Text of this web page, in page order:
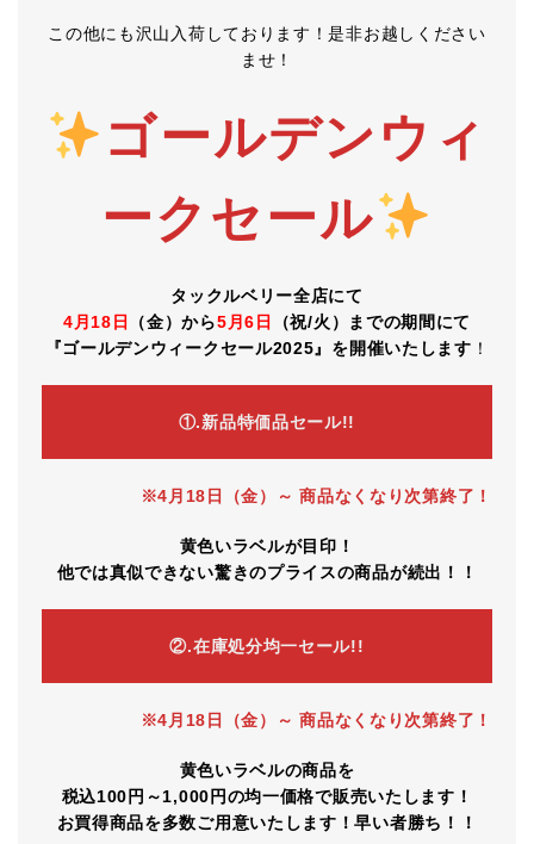
この他にも沢山入荷しております！是非お越しください
ませ！
ゴールデンウィ
ークセール
タックルベリー全店にて
4月18日
（金）から5月6日
（祝/火）までの期間にて
『ゴールデンウィークセール2025』を開催いたします ！
①.新品特価品セール!!
※4月18日（金）～ 商品なくなり次第終了！
黄色いラベルが目印！
他では真似できない驚きのプライスの商品が続出！！
②.在庫処分均一セール!!
※4月18日（金）～ 商品なくなり次第終了！
黄色いラベルの商品を
税込100円～1,000円の均一価格で販売いたします！
お買得商品を多数ご用意いたします！早い者勝ち！！